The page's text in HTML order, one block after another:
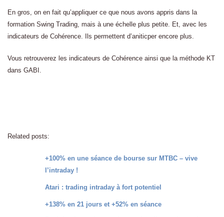
En gros, on en fait qu’appliquer ce que nous avons appris dans la
formation Swing Trading, mais à une échelle plus petite. Et, avec les
indicateurs de Cohérence. Ils permettent d’aniticper encore plus.
Vous retrouverez les indicateurs de Cohérence ainsi que la méthode KT
dans GABI.
Related posts:
+100% en une séance de bourse sur MTBC – vive
l’intraday !
Atari : trading intraday à fort potentiel
+138% en 21 jours et +52% en séance